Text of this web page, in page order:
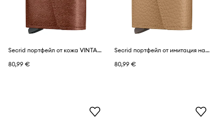
Secrid портфейл от кожа VINTAGE
80,99 €
Secrid портфейл от имитация на кожа VINTAGE
80,99 €